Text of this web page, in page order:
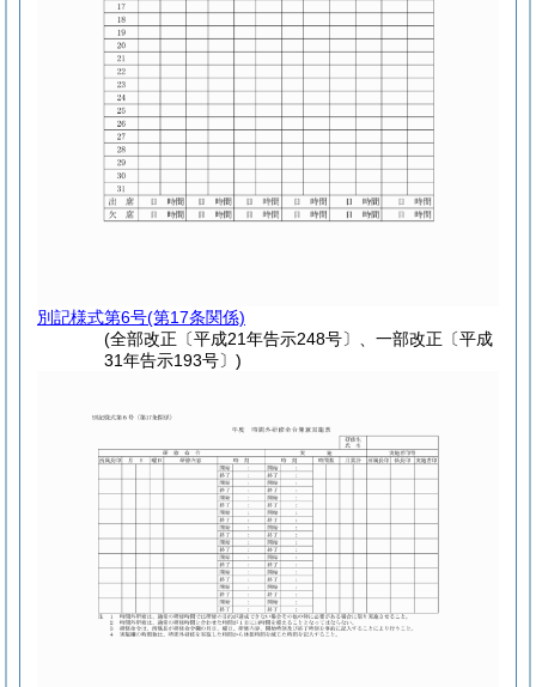
別記様式第6号(第17条関係)
(全部改正〔平成21年告示248号〕、一部改正〔平成
31年告示193号〕)